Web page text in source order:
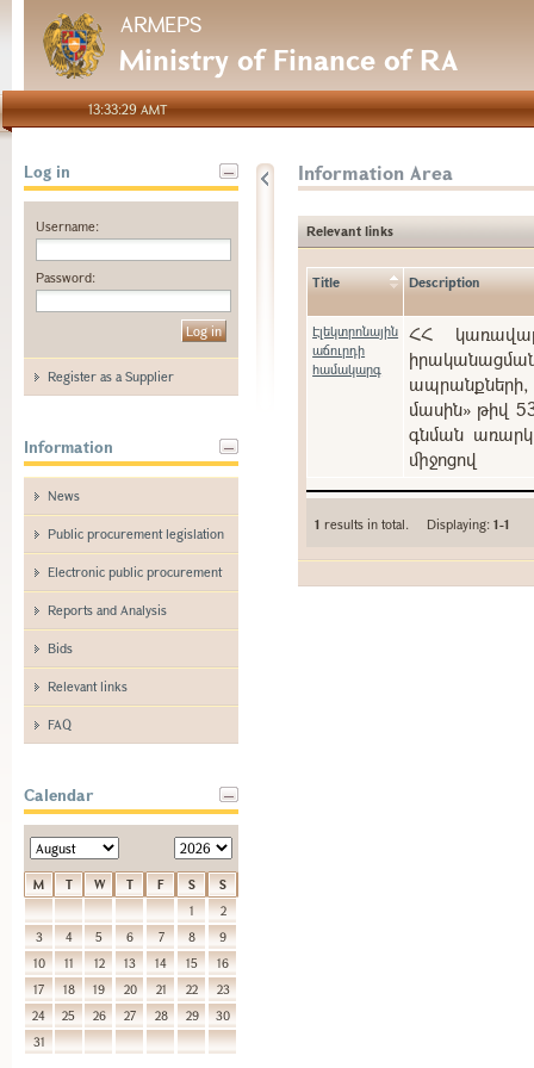
ARMEPS
Ministry of Finance of RA
13:33:29 AMT
Log in
Username:
Password:
Register as a Supplier
Information
News
Public procurement legislation
Electronic public procurement
Reports and Analysis
Bids
Relevant links
FAQ
Calendar
M T W T F S
S
1
2
3
4 5 6 7 8
9
10
11 12 13 14 15
16
17
18 19 20 21 22
23
24
25 26 27 28 29
30
31
Information Area
Relevant links
Title Description
Էլեկտրոնային
աճուրդի
համակարգ
ՀՀ
ապրանքների,
մասին» թիվ
գնման
միջոցով
1 results in total. Displaying:1-1